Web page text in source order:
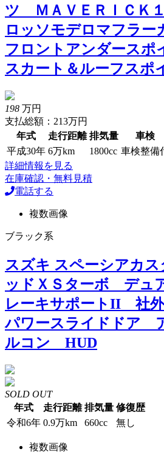
ツ ＭＡＶＥＲＩＣＫ
ロッソモデロマフラ
フロントアンダースポ
スカート＆ルーフスポ
198 万円
支払総額：213万円
年式
走行距離 排気量 車検
平成30年 6万km 1800cc 車検整備
詳細情報を見る
在庫確認・無料見積
電話する
複数画像
ブラック系
スズキ スペーシアカス
ッドＸＳターボ デュ
レーキサポートII 社
パワースライドドア
ルコン HUD
SOLD OUT
年式
走行距離 排気量 修復歴
令和6年 0.9万km 660cc 無し
複数画像